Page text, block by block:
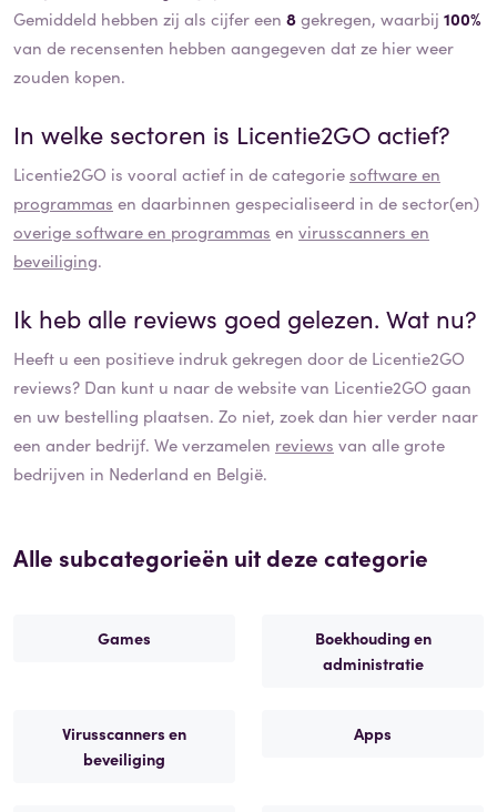
Gemiddeld hebben zij als cijfer een 8gekregen, waarbij 100%
van de recensenten hebben aangegeven dat ze hier weer
zouden kopen.
In welke sectoren is Licentie2GO actief?
Licentie2GO is vooral actief in de categoriesoftware en
programmas en daarbinnen gespecialiseerd in de sector(en)
overige software en programmas en virusscanners en
beveiliging.
Ik heb alle reviews goed gelezen. Wat nu?
Heeft u een positieve indruk gekregen door de Licentie2GO
reviews? Dan kunt u naar de website van Licentie2GO gaan
en uw bestelling plaatsen. Zo niet, zoek dan hier verder naar
een ander bedrijf. We verzamelen reviews van alle grote
bedrijven in Nederland en België.
Alle subcategorieën uit deze categorie
Games
Boekhouding en
administratie
Virusscanners en
beveiliging
Apps